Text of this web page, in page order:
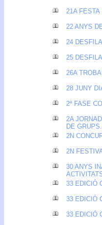
21A
22 ANYS
24
25
26A
28 JUNY
2ª FASE
2A
DE GRUPS.
2N
2N
30 ANYS
33 EDICIÓ
33 EDICIÓ
33 EDICIÓ